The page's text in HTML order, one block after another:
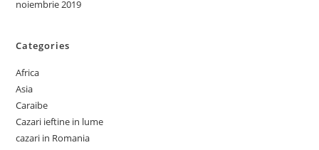
noiembrie 2019
Categories
Africa
Asia
Caraibe
Cazari ieftine in lume
cazari in Romania